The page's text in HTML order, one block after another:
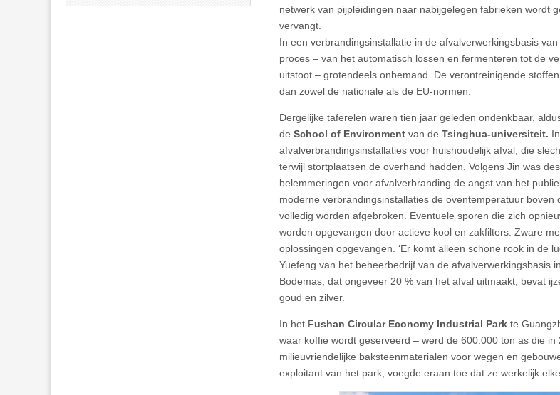
netwerk van pijpleidingen naar nabijgelegen fabrieken wordt
vervangt.
In een verbrandingsinstallatie in de afvalverwerkingsbasis van
proces – van het automatisch lossen en fermenteren tot de
uitstoot – grotendeels onbemand. De verontreinigende
dan zowel de nationale als de EU-normen.
Dergelijke taferelen waren tien jaar geleden ondenkbaar,
de School of Environment van de Tsinghua-universiteit.
afvalverbrandingsinstallaties voor huishoudelijk afval, die
terwijl stortplaatsen de overhand hadden. Volgens Jin was
belemmeringen voor afvalverbranding de angst van het
moderne verbrandingsinstallaties de oventemperatuur
volledig worden afgebroken. Eventuele sporen die zich
worden opgevangen door actieve kool en zakfilters. Zware
oplossingen opgevangen. ‘Er komt alleen schone rook in de
Yuefeng van het beheerbedrijf van de afvalverwerkingsbasis
Bodemas, dat ongeveer 20 % van het afval uitmaakt, bevat
goud en zilver.
In het Fushan Circular Economy Industrial Park te
waar koffie wordt geserveerd – werd de 600.000 ton as die
milieuvriendelijke baksteenmaterialen voor wegen en
exploitant van het park, voegde eraan toe dat ze werkelijk